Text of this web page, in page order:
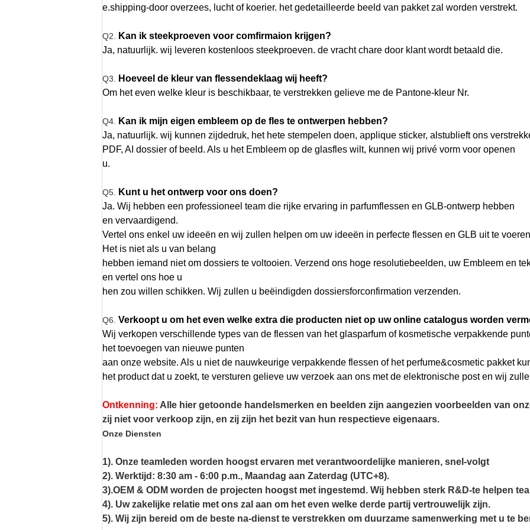
e.shipping-door overzees, lucht of koerier. het gedetailleerde beeld van pakket zal worden verstrekt.
Q2.
Kan ik steekproeven voor comfirmaion krijgen?
Ja, natuurlijk. wij leveren kostenloos steekproeven. de vracht chare door klant wordt betaald die.
Q3.
Hoeveel de kleur van flessendeklaag wij heeft?
Om het even welke kleur is beschikbaar, te verstrekken gelieve me de Pantone-kleur Nr.
Q4.
Kan ik mijn eigen embleem op de fles te ontwerpen hebben?
Ja, natuurlijk. wij kunnen zijdedruk, het hete stempelen doen, applique sticker, alstublieft ons
PDF, AI dossier of beeld. Als u het Embleem op de glasfles wilt, kunnen wij privé vorm voor openen
u.
Q5.
Kunt u het ontwerp voor ons doen?
Ja. Wij hebben een professioneel team die rijke ervaring in parfumflessen en GLB-ontwerp hebben
en vervaardigend.
Vertel ons enkel uw ideeën en wij zullen helpen om uw ideeën in perfecte flessen en GLB uit te
Het is niet als u van belang
hebben iemand niet om dossiers te voltooien. Verzend ons hoge resolutiebeelden, uw Embleem en
en vertel ons hoe u
hen zou willen schikken. Wij zullen u beëindigden dossiersforconfirmation verzenden.
Q6. Verkoopt u om het even welke extra die producten niet op uw online catalogus worden
Wij verkopen verschillende types van de flessen van het glasparfum of kosmetische verpakkende
het toevoegen van nieuwe punten
aan onze website. Als u niet de nauwkeurige verpakkende flessen of het perfume&cosmetic pakket
het product dat u zoekt, te versturen gelieve uw verzoek aan ons met de elektronische post en wij
Ontkenning: Alle hier getoonde handelsmerken en beelden zijn aangezien voorbeelden van
zij niet voor verkoop zijn, en zij zijn het bezit van hun respectieve eigenaars.
Onze Diensten
1). Onze teamleden worden hoogst ervaren met verantwoordelijke manieren, snel-volgt
2). Werktijd: 8:30 am - 6:00 p.m., Maandag aan Zaterdag (UTC+8).
3).OEM & ODM worden de projecten hoogst met ingestemd. Wij hebben sterk R&D-te helpen
4). Uw zakelijke relatie met ons zal aan om het even welke derde partij vertrouwelijk zijn.
5). Wij zijn bereid om de beste na-dienst te verstrekken om duurzame samenwerking met u te